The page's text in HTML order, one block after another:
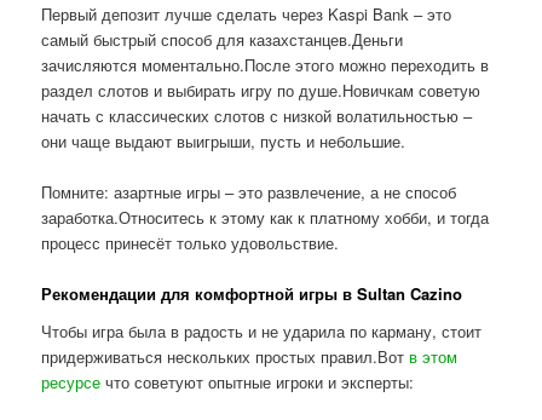
Первый депозит лучше сделать через Kaspi Bank – это
самый быстрый способ для казахстанцев.Деньги
зачисляются моментально.После этого можно переходить в
раздел слотов и выбирать игру по душе.Новичкам советую
начать с классических слотов с низкой волатильностью –
они чаще выдают выигрыши, пусть и небольшие.
Помните: азартные игры – это развлечение, а не способ
заработка.Относитесь к этому как к платному хобби, и тогда
процесс принесёт только удовольствие.
Рекомендации для комфортной игры в Sultan Cazino
Чтобы игра была в радость и не ударила по карману, стоит
придерживаться нескольких простых правил.Вотв этом
ресурсе что советуют опытные игроки и эксперты: